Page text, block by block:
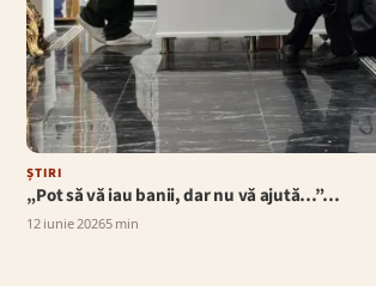
ȘTIRI
„Pot să vă iau banii, dar nu vă ajută…”…
12 iunie 20265 min